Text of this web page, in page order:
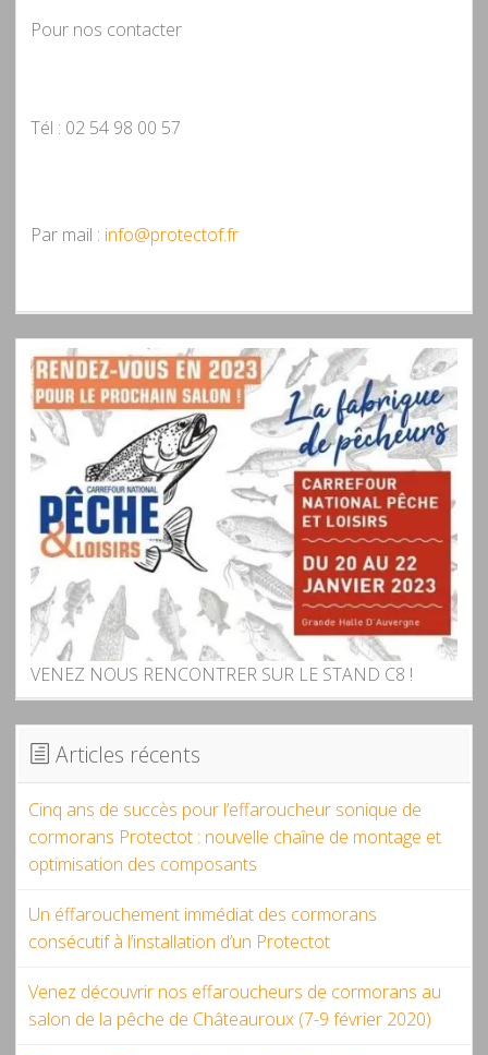
Pour nos contacter
Tél : 02 54 98 00 57
Par mail : info@protectof.fr
VENEZ NOUS RENCONTRER SUR LE STAND C8 !
Articles récents
Cinq ans de succès pour l’effaroucheur sonique de
cormorans Protectot : nouvelle chaîne de montage et
optimisation des composants
Un éffarouchement immédiat des cormorans
consécutif à l’installation d’un Protectot
Venez découvrir nos effaroucheurs de cormorans au
salon de la pêche de Châteauroux (7-9 février 2020)